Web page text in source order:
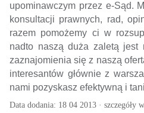
upominawczym przez e-Sąd.
konsultacji prawnych, rad,
razem pomożemy ci w
nadto naszą duża zaletą jest
zaznajomienia się z naszą
interesantów głównie z
nami pozyskasz efektywną i
Data dodania: 18 04 2013 · szczegóły